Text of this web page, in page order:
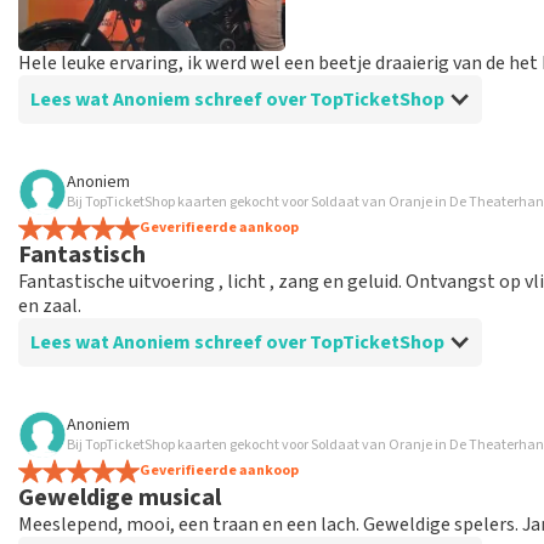
Hele leuke ervaring, ik werd wel een beetje draaierig van de
Lees wat Anoniem schreef over TopTicketShop
Beoordeling van Anoniem over
Prima!
Handig site, goede communicatie en duidelijke berichten via
Anoniem
Bij TopTicketShop kaarten gekocht voor Soldaat van Oranje in De
Geverifieerde aankoop
Fantastisch
Fantastische uitvoering , licht , zang en geluid. Ontvangst op
en zaal.
Lees wat Anoniem schreef over TopTicketShop
Beoordeling van Anoniem over
Soldaat van Oranje
Kaarten op tijd binnen , mooi via deze weg nog kaarten te
Anoniem
Bij TopTicketShop kaarten gekocht voor Soldaat van Oranje in De
Geverifieerde aankoop
Geweldige musical
Meeslepend, mooi, een traan en een lach. Geweldige spelers.